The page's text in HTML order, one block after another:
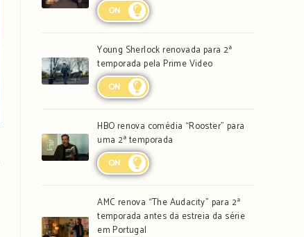
ON
Young Sherlock renovada para 2ª
temporada pela Prime Video
ON
HBO renova comédia “Rooster” para
uma 2ª temporada
ON
AMC renova “The Audacity” para 2ª
temporada antes da estreia da série
em Portugal